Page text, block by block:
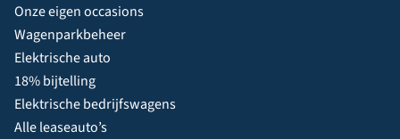
Onze eigen occasions
Wagenparkbeheer
Elektrische auto
18% bijtelling
Elektrische bedrijfswagens
Alle leaseauto’s